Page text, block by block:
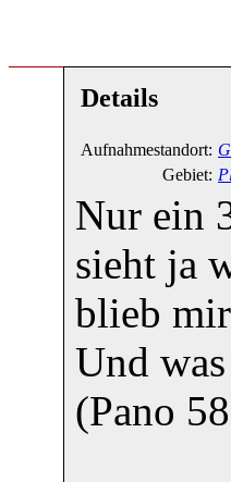
Details
Aufnahmestandort:
Gebiet:
Nur ein
sieht ja
blieb
Und
(Pano